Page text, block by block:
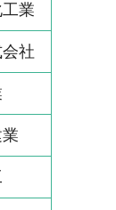
業
社